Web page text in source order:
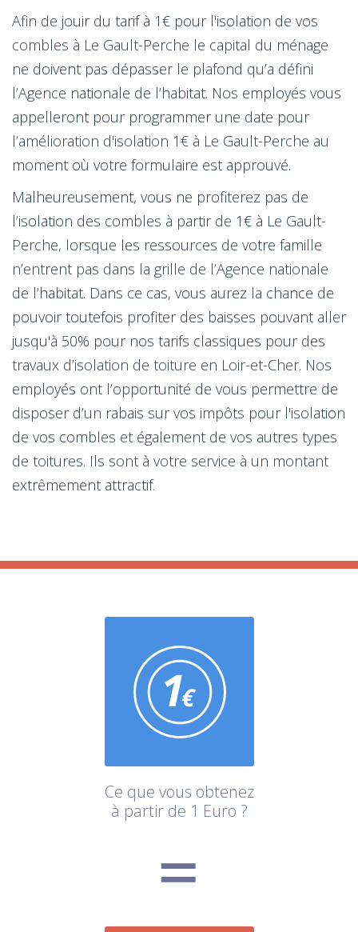
Afin de jouir du tarif à 1€ pour l'isolation de vos
combles à Le Gault-Perche le capital du ménage
ne doivent pas dépasser le plafond qu’a défini
l’Agence nationale de l’habitat. Nos employés vous
appelleront pour programmer une date pour
l’amélioration d'isolation 1€ à Le Gault-Perche au
moment où votre formulaire est approuvé.
Malheureusement, vous ne profiterez pas de
l’isolation des combles à partir de 1€ à Le Gault-
Perche, lorsque les ressources de votre famille
n’entrent pas dans la grille de l’Agence nationale
de l’habitat. Dans ce cas, vous aurez la chance de
pouvoir toutefois profiter des baisses pouvant aller
jusqu'à 50% pour nos tarifs classiques pour des
travaux d’isolation de toiture en Loir-et-Cher. Nos
employés ont l’opportunité de vous permettre de
disposer d’un rabais sur vos impôts pour l'isolation
de vos combles et également de vos autres types
de toitures. Ils sont à votre service à un montant
extrêmement attractif.
Ce que vous obtenez
à partir de 1 Euro ?